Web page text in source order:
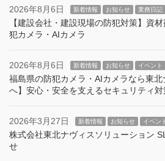
2026年8月6日 新着情報 お知らせ 業務日記
【建設会社・建設現場の防犯対策】資
犯カメラ・AIカメラ
2026年8月6日 新着情報 お知らせ イベント
福島県の防犯カメラ・AIカメラなら東
へ】安心・安全を支えるセキュリティ対
2026年3月27日 新着情報 お知らせ イベン
株式会社東北ナヴィスソリューション
せ